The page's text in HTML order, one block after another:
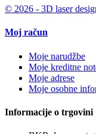
© 2026 - 3D laser
Moj račun
Moje narudžbe
Moje kreditne
Moje adrese
Moje osobne
Informacije o trgovini